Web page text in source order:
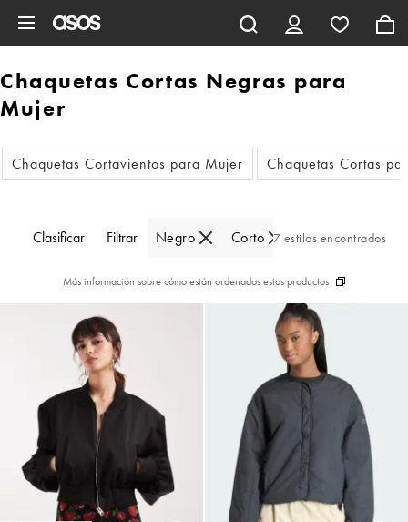
Chaquetas Cortas Negras para
Mujer
Chaquetas Cortavientos para Mujer Chaquetas Cortas
Clasificar Filtrar Negro Corto 7 estilos encontrados
Más información sobre cómo están ordenados estos productos